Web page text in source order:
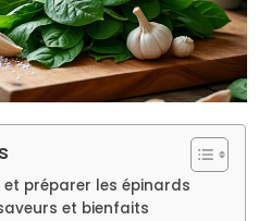
préparer les épinards
et bienfaits